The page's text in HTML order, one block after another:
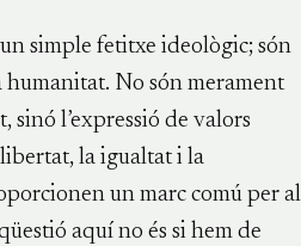
simple fetitxe ideològic; són
humanitat. No són merament
sinó l’expressió de valors
la igualtat i la
un marc comú per al
aquí no és si hem de